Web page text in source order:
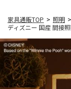
家具通販TOP > 照明 >
ディズニー 国産 間接